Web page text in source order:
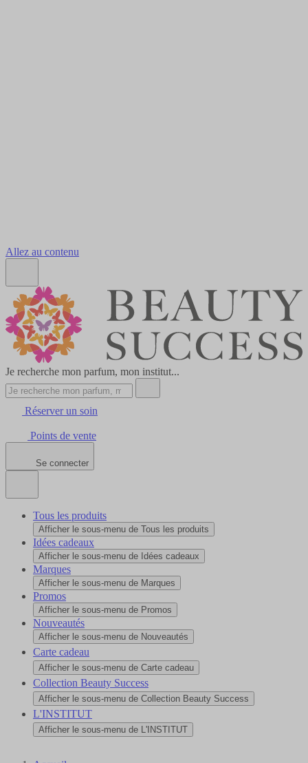
Allez au contenu
Je recherche mon parfum, mon institut...
Réserver un soin
Points de vente
Se connecter
Tous les produits
Afficher le sous-menu de Tous les produits
Idées cadeaux
Afficher le sous-menu de Idées cadeaux
Marques
Afficher le sous-menu de Marques
Promos
Afficher le sous-menu de Promos
Nouveautés
Afficher le sous-menu de Nouveautés
Carte cadeau
Afficher le sous-menu de Carte cadeau
Collection Beauty Success
Afficher le sous-menu de Collection Beauty Success
L'INSTITUT
Afficher le sous-menu de L'INSTITUT